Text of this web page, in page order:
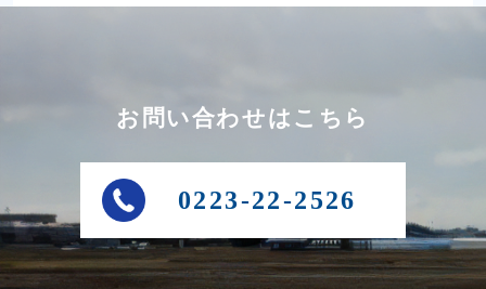
お問い合わせはこちら
0223-22-2526